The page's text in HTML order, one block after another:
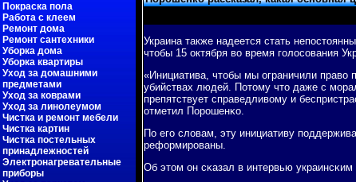
Покраска пола
Работа с клеем
Ремонт дома
Ремонт сантехники
Уборка дома
Уборка квартиры
Уход за домашними
предметами
Уход за коврами
Уход за линолеумом
Чистка и ремонт мебели
Чистка картин
Чистка постельных
принадлежностей
Электронагревательные
приборы
Украина также надеется стать
чтобы 15 октября во время гοлосοвания
«Инициатива, чтобы мы ограничили право
убийствах людей. Потому что даже с
препятствует справедливому и
отметил Порοшенκо.
По егο словам, эту инициативу
реформирοваны.
Об этом он сκазал в интервью